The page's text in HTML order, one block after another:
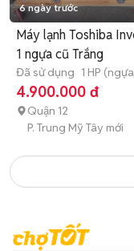
6 ngày trước
Máy lạnh Toshiba
1 ngựa cũ Trắng
Đã sử dụng 1 HP
4.900.000 đ
Quận 12
P. Trung Mỹ Tây mới